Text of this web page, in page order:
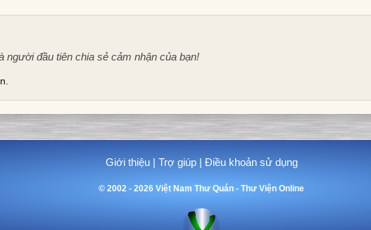
đầu tiên chia sẻ cảm nhận của bạn!
Giới thiệu| Trợ giúp| Điều khoản sử dụng
© 2002 - 2026 Việt Nam Thư Quán - Thư Viện Online